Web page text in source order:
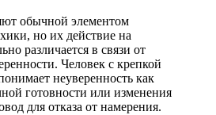
обычной элементом
но их действие на
различается в связи от
Человек с крепкой
неуверенность как
готовности или изменения
для отказа от намерения.